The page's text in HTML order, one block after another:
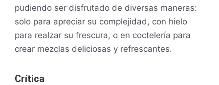
pudiendo ser disfrutado de diversas maneras:
solo para apreciar su complejidad, con hielo
para realzar su frescura, o en coctelería para
crear mezclas deliciosas y refrescantes.
Crítica